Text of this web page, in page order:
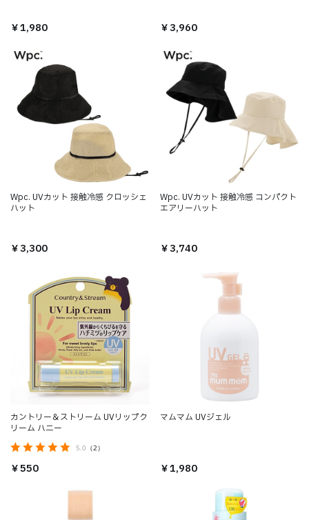
￥1,980 ￥3,960
Wpc. UVカット 接触冷感 クロッシェ
ハット
￥3,300
Wpc. UVカット 接触冷感 コンパクト
エアリーハット
￥3,740
カントリー＆ストリーム UVリップク
リーム ハニー
5.0 （2）
￥550
マムマム UVジェル
￥1,980